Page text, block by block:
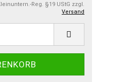
Reg. §19 UStG zzgl.
Versand